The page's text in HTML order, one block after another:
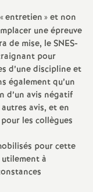
entretien» et non
une épreuve
de mise, leSNES-
pour
d’une discipline et
également qu’un
d’un avis négatif
avis, et en
les collègues
pour cette
à